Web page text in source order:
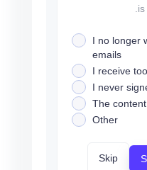
is
I no longer
emails
I receive
I never
The
Other
Skip